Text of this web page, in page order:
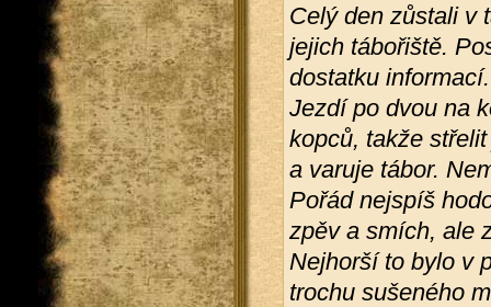
Celý den zůstali v
jejich tábořiště.
dostatku
Jezdí po dvou na
kopců, takže
a varuje tábor.
Pořád nejspíš
zpěv a smích, ale
Nejhorší to bylo v
trochu sušeného